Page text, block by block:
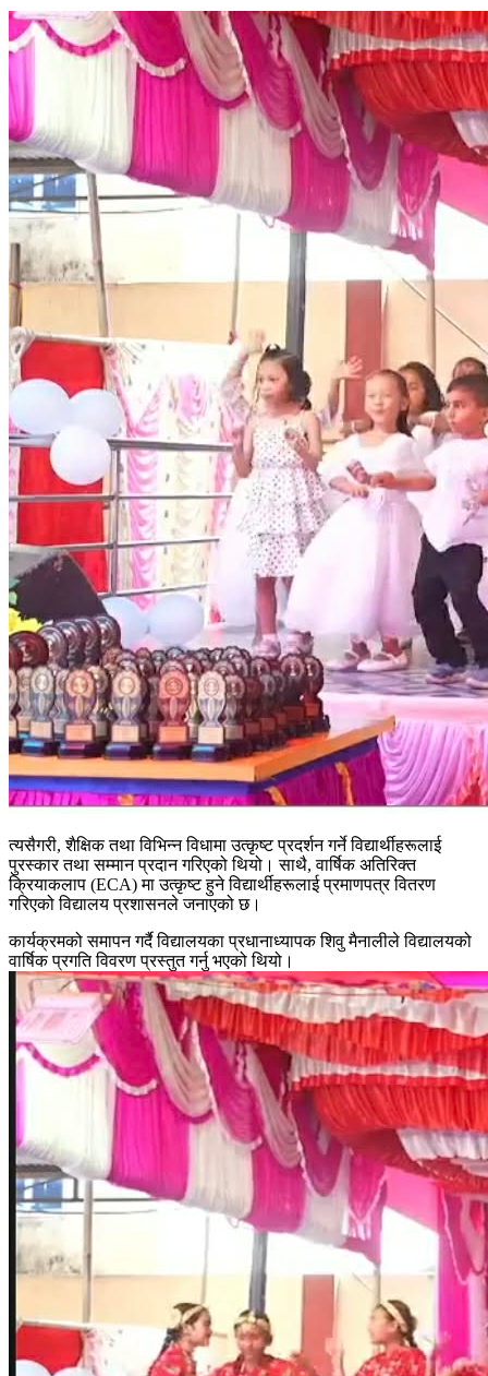
त्यसैगरी, शैक्षिक तथा विभिन्न विधामा उत्कृष्ट प्रदर्शन गर्ने विद्यार्थीहरूलाई
पुरस्कार तथा सम्मान प्रदान गरिएको थियो। साथै, वार्षिक अतिरिक्त
क्रियाकलाप (ECA) मा उत्कृष्ट हुने विद्यार्थीहरूलाई प्रमाणपत्र वितरण
गरिएको विद्यालय प्रशासनले जनाएको छ।
कार्यक्रमको समापन गर्दै विद्यालयका प्रधानाध्यापक शिवु मैनालीले विद्यालयको
वार्षिक प्रगति विवरण प्रस्तुत गर्नु भएको थियो।